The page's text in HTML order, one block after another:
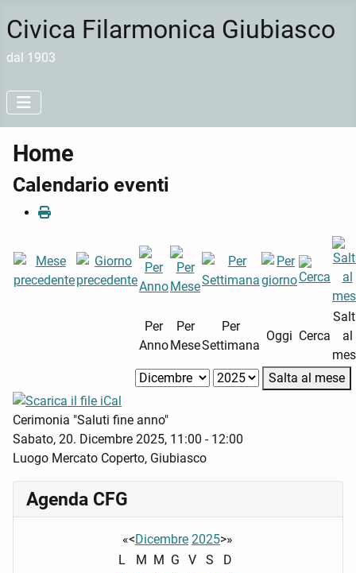
Civica Filarmonica Giubiasco
dal 1903
Home
Calendario eventi
Per
Anno
Per
Mese
Per
Settimana
Oggi Cerca
al
Salta al mese
Cerimonia "Saluti fine anno"
Sabato, 20. Dicembre 2025, 11:00 - 12:00
Luogo Mercato Coperto, Giubiasco
Agenda CFG
«<Dicembre 2025>»
L
M M G V S
D